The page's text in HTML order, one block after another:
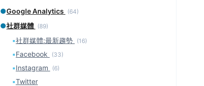
●Google Analytics (64)
●社群媒體 (89)
▪社群媒體:最新趨勢 (16)
▪Facebook (33)
▪Instagram (6)
▪Twitter